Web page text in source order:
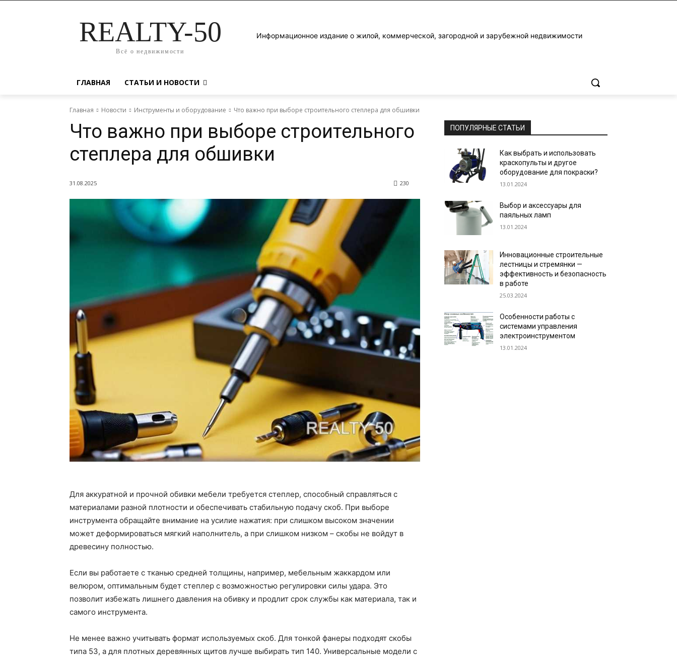
REALTY-50
Всё о недвижимости
Информационное издание о жилой, коммерческой, загородной и зарубежной недвижимости
ГЛАВНАЯ СТАТЬИ И НОВОСТИ
Главная Новости Инструменты и оборудование Что важно при выборе строительного степлера для обшивки
Что важно при выборе строительного
степлера для обшивки
31.08.2025 230
Для аккуратной и прочной обивки мебели требуется степлер, способный справляться с
материалами разной плотности и обеспечивать стабильную подачу скоб. При выборе
инструмента обращайте внимание на усилие нажатия: при слишком высоком значении
может деформироваться мягкий наполнитель, а при слишком низком – скобы не войдут в
древесину полностью.
Если вы работаете с тканью средней толщины, например, мебельным жаккардом или
велюром, оптимальным будет степлер с возможностью регулировки силы удара. Это
позволит избежать лишнего давления на обивку и продлит срок службы как материала, так и
самого инструмента.
Не менее важно учитывать формат используемых скоб. Для тонкой фанеры подходят скобы
типа 53, а для плотных деревянных щитов лучше выбирать тип 140. Универсальные модели с
ПОПУЛЯРНЫЕ СТАТЬИ
Как выбрать и использовать
краскопульты и другое
оборудование для покраски?
13.01.2024
Выбор и аксессуары для
паяльных ламп
13.01.2024
Инновационные строительные
лестницы и стремянки —
эффективность и безопасность
в работе
25.03.2024
Особенности работы с
системами управления
электроинструментом
13.01.2024